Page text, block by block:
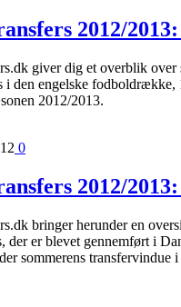
2012/
giver dig et overblik over
i den engelske fodboldrække,
2012/2013.
0
2012/
bringer herunder en
der er blevet gennemført i
sommerens transfervindue